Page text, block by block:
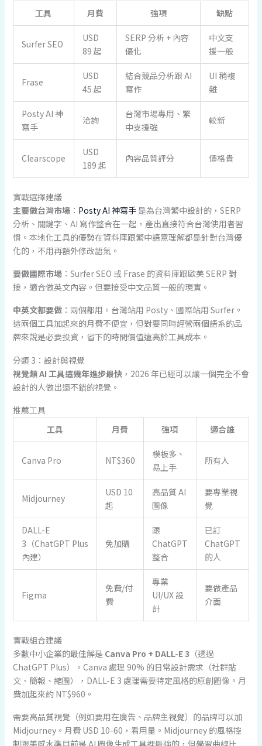
工具
月費 強項 缺點
Surfer SEO
USD
89 起
SERP 分析 + 內容
優化
中文支
援一般
Frase
USD
45 起
結合競品分析跟 AI
寫作
UI 稍複
雜
Posty AI 神
寫手
洽詢
台灣市場專用、繁
中支援強
較新
Clearscope
USD
189 起
內容品質評分 價格貴
實戰選擇建議
主要做台灣市場： Posty AI 神寫手是為台灣繁中設計的，SERP
分析、關鍵字、AI 寫作整合在一起，產出直接符合台灣使用者習
慣。本地化工具的優勢在資料庫跟繁中語意理解都是針對台灣優
化的，不用再額外修改語氣。
要做國際市場：Surfer SEO 或 Frase 的資料庫跟歐美 SERP 對
接，適合做英文內容。但要接受中文品質一般的現實。
中英文都要做：兩個都用。台灣站用 Posty、國際站用 Surfer。
這兩個工具加起來的月費不便宜，但對要同時經營兩個語系的品
牌來說是必要投資，省下的時間價值遠高於工具成本。
分類 3：設計與視覺
視覺類 AI 工具這幾年進步最快，2026 年已經可以讓一個完全不會
設計的人做出還不錯的視覺。
推薦工具
工具
月費 強項 適合誰
Canva Pro NT$360
模板多、
易上手
所有人
Midjourney
USD 10
起
高品質 AI
圖像
要專業視
覺
DALL-E
3（ChatGPT Plus
內建）
免加購
跟
ChatGPT
整合
已訂
ChatGPT
的人
Figma
免費/付
費
專業
UI/UX 設
計
要做產品
介面
實戰組合建議
多數中小企業的最佳解是 Canva Pro + DALL-E 3 （透過
ChatGPT Plus）。Canva 處理 90% 的日常設計需求（社群貼
文、簡報、縮圖），DALL-E 3 處理需要特定風格的原創圖像。月
費加起來約 NT$960。
需要高品質視覺（例如要用在廣告、品牌主視覺）的品牌可以加
Midjourney。月費 USD 10-60，看用量。Midjourney 的風格控